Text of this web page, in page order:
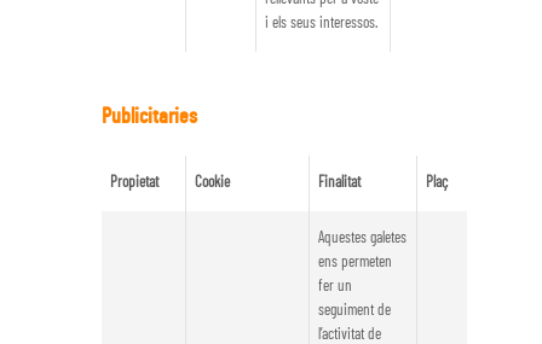
i els seus interessos.
Publicitaries
Propietat Cookie Finalitat Plaç
Aquestes galetes
ens permeten
fer un
seguiment de
l’activitat de